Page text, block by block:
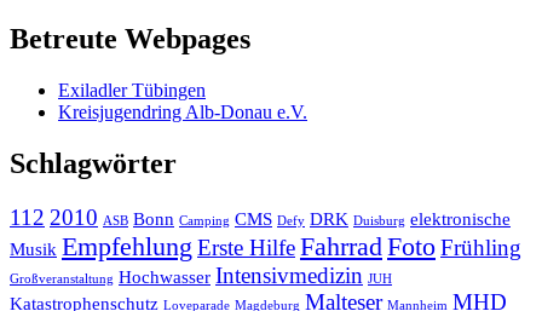
Betreute Webpages
Exiladler Tübingen
Kreisjugendring Alb-Donau e.V.
Schlagwörter
112 2010 ASB Bonn Camping CMS Defy DRK Duisburg elektronische
Musik Empfehlung Erste HilfeFahrradFotoFrühling
Großveranstaltung Hochwasser Intensivmedizin JUH
Katastrophenschutz Loveparade Magdeburg Malteser Mannheim MHD